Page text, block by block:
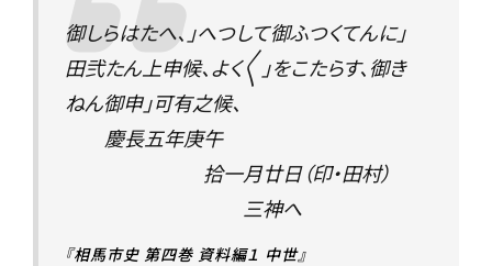
御しらはたへ、」へつして御ふつくてんに」
田弐たん上申候、よく〳〵」をこたらす、御き
ねん御申」可有之候、
慶長五年庚午
拾一月廿日（印・田村）
三神へ
『相馬市史 第四巻 資料編１ 中世』